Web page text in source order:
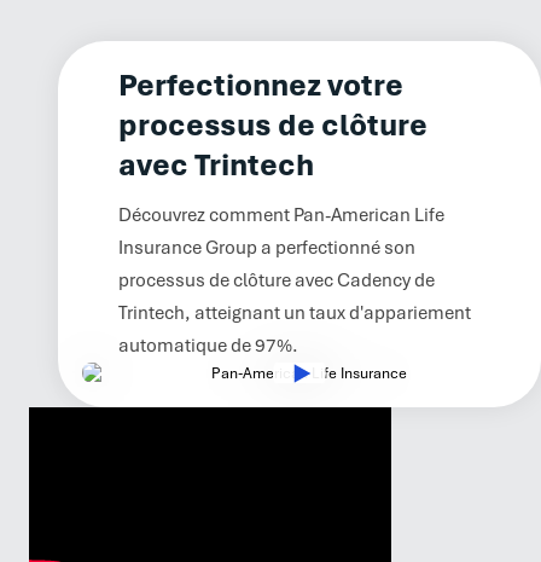
Perfectionnez votre
processus de clôture
avec Trintech
Découvrez comment Pan-American Life
Insurance Group a perfectionné son
processus de clôture avec Cadency de
Trintech, atteignant un taux d'appariement
automatique de 97%.